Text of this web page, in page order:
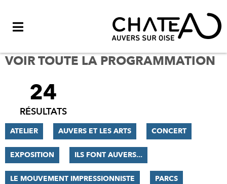
VOIR TOUTE LA PROGRAMMATION
FILTRER
RÉSULTATS
24
RÉSULTATS
ATELIER AUVERS ET LES ARTS CONCERT
EXPOSITION ILS FONT AUVERS...
LE MOUVEMENT IMPRESSIONNISTE PARCS